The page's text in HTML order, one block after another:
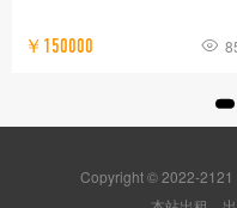
￥150000
Copyright © 2022-2121